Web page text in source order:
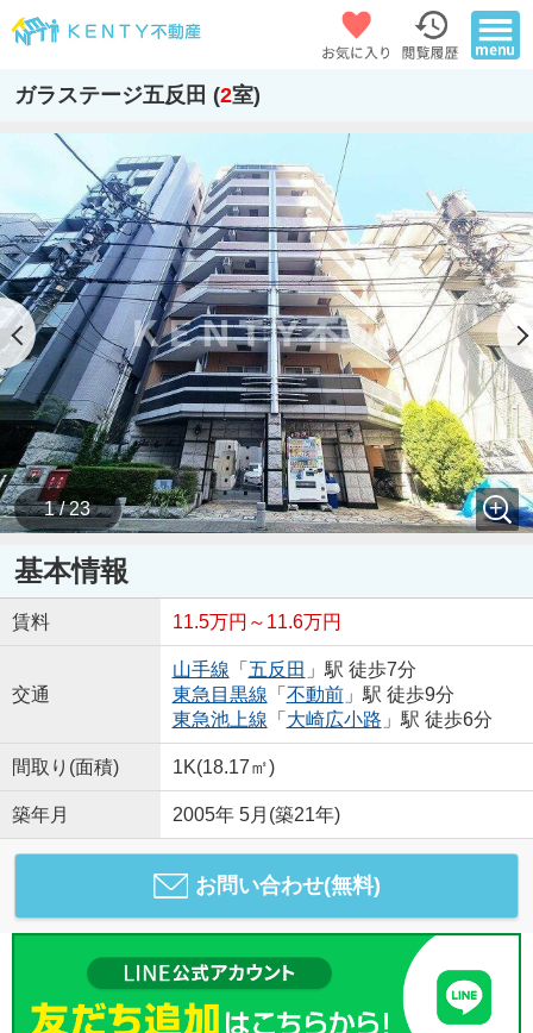
ガラステージ五反田 (2室)
1 / 23
基本情報
賃料 11.5万円～11.6万円
交通
山手線 「 五反田 」駅 徒歩7分
東急目黒線 「 不動前」駅 徒歩9分
東急池上線 「 大崎広小路 」駅 徒歩6分
間取り(面積) 1K(18.17㎡)
築年月 2005年 5月(築21年)
お問い合わせ(無料)